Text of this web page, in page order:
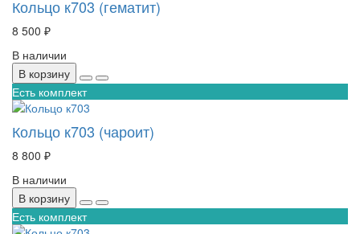
Кольцо к703 (гематит)
8 500 ₽
В наличии
В корзину
Есть комплект
Кольцо к703 (чароит)
8 800 ₽
В наличии
В корзину
Есть комплект